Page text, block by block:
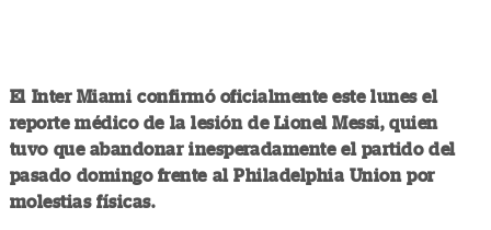
El Inter Miami confirmó oficialmente este lunes el
reporte médico de la lesión de Lionel Messi, quien
tuvo que abandonar inesperadamente el partido del
pasado domingo frente al Philadelphia Union por
molestias físicas.